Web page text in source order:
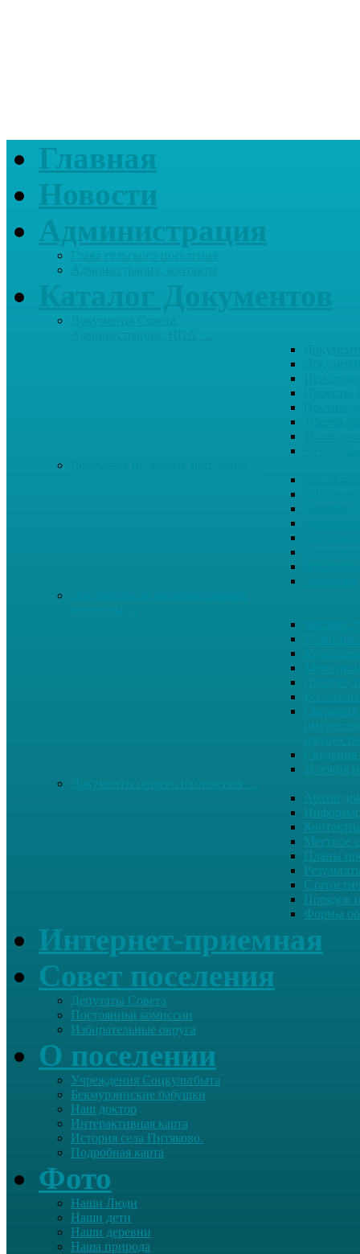
Главная
Новости
Администрация
Архив
Местное
Планы
Порядок
Формы
Интернет-приемная
Совет поселения
Депутаты Совета
Постоянныt комиссии
Избирательные округа
О поселении
Учреждения Соцкультбыта
Бекмурзинские бабушки
Наш доктор
Интерактивная карта
История села Питяково.
Подробная карта
Фото
Наши Люди
Наши дети
Наши деревни
Наша природа